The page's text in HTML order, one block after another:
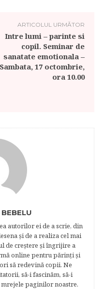
ARTICOLUL URMĂTOR
Intre lumi – parinte si
copil. Seminar de
sanatate emotionala –
Sambata, 17 octombrie,
ora 10.00
autorilor ei de a scrie, din
şi de a realiza cel mai
de creştere şi îngrijire a
online pentru părinţi şi
să redevină copii. Ne
să-i fascinăm, să-i
paginilor noastre.​